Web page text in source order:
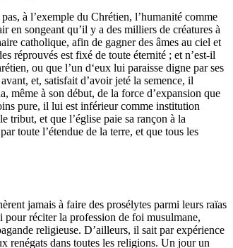
à l’exemple du Chrétien, l’humanité comme
songeant qu’il y a des milliers de créatures à
catholique, afin de gagner des âmes au ciel et
réprouvés est fixé de toute éternité ; et n’est-il
ou que l’un d‘eux lui paraisse digne par ses
et, satisfait d’avoir jeté la semence, il
même à son début, de la force d’expansion que
pure, il lui est inférieur comme institution
tribut, et que l’église paie sa rançon à la
toute l’étendue de la terre, et que tous les
jamais à faire des prosélytes parmi leurs raïas
pour réciter la profession de foi musulmane,
religieuse. D’ailleurs, il sait par expérience
renégats dans toutes les religions. Un jour un